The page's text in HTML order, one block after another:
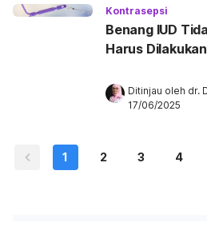
Kontrasepsi
Benang IUD
Harus
Ditinjau oleh dr.
17/06/2025
1 2 3 4